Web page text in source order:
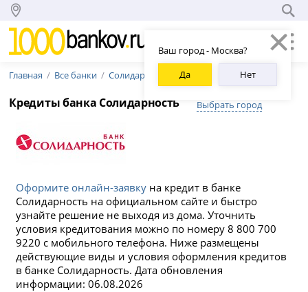
Ваш город - Москва?
Да
Нет
Главная Все банки Солидарность
Кредиты банка Солидарность Выбрать город
Оформите онлайн-заявку на кредит в банке
Солидарность на официальном сайте и быстро
узнайте решение не выходя из дома. Уточнить
условия кредитования можно по номеру 8 800 700
9220 с мобильного телефона. Ниже размещены
действующие виды и условия оформления кредитов
в банке Солидарность. Дата обновления
информации: 06.08.2026